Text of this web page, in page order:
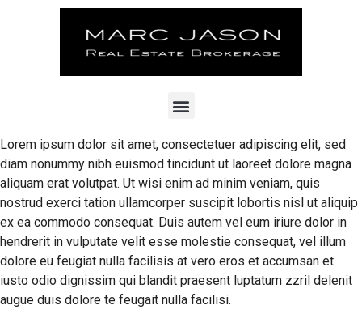
Lorem ipsum dolor sit amet, consectetuer adipiscing elit, sed
diam nonummy nibh euismod tincidunt ut laoreet dolore magna
aliquam erat volutpat. Ut wisi enim ad minim veniam, quis
nostrud exerci tation ullamcorper suscipit lobortis nisl ut aliquip
ex ea commodo consequat. Duis autem vel eum iriure dolor in
hendrerit in vulputate velit esse molestie consequat, vel illum
dolore eu feugiat nulla facilisis at vero eros et accumsan et
iusto odio dignissim qui blandit praesent luptatum zzril delenit
augue duis dolore te feugait nulla facilisi.